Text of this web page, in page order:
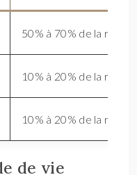
50% à 70% de la ration
10% à 20% de la ration
10% à 20% de la ration
de vie